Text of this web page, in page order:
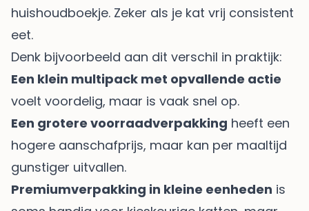
huishoudboekje. Zeker als je kat vrij consistent
eet.
Denk bijvoorbeeld aan dit verschil in praktijk:
Een klein multipack met opvallende actie
voelt voordelig, maar is vaak snel op.
Een grotere voorraadverpakking heeft een
hogere aanschafprijs, maar kan per maaltijd
gunstiger uitvallen.
Premiumverpakking in kleine eenheden is